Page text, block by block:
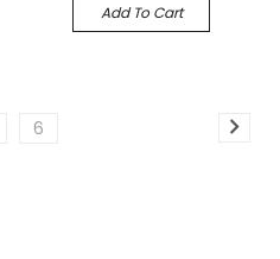
Add To Cart
6